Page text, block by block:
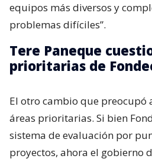
equipos más diversos y
problemas difíciles”.
Tere Paneque
prioritarias de
El otro cambio que preocupó
áreas prioritarias. Si bien
sistema de evaluación por
proyectos, ahora el gobierno